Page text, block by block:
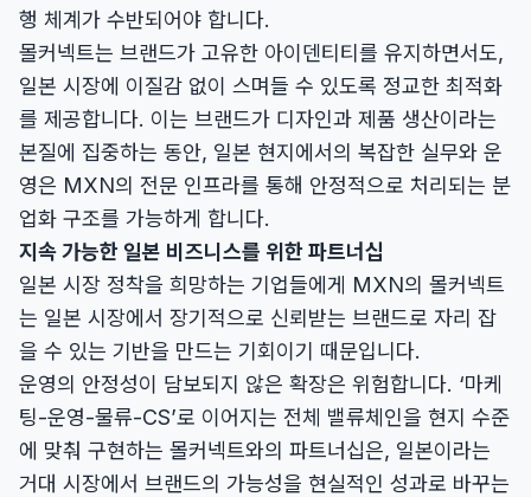
행 체계가 수반되어야 합니다.
몰커넥트는 브랜드가 고유한 아이덴티티를 유지하면서도,
일본 시장에 이질감 없이 스며들 수 있도록 정교한 최적화
를 제공합니다. 이는 브랜드가 디자인과 제품 생산이라는
본질에 집중하는 동안, 일본 현지에서의 복잡한 실무와 운
영은 MXN의 전문 인프라를 통해 안정적으로 처리되는 분
업화 구조를 가능하게 합니다.
지속 가능한 일본 비즈니스를 위한 파트너십
일본 시장 정착을 희망하는 기업들에게 MXN의 몰커넥트
는 일본 시장에서 장기적으로 신뢰받는 브랜드로 자리 잡
을 수 있는 기반을 만드는 기회이기 때문입니다.
운영의 안정성이 담보되지 않은 확장은 위험합니다. ‘마케
팅-운영-물류-CS’로 이어지는 전체 밸류체인을 현지 수준
에 맞춰 구현하는 몰커넥트와의 파트너십은, 일본이라는
거대 시장에서 브랜드의 가능성을 현실적인 성과로 바꾸는